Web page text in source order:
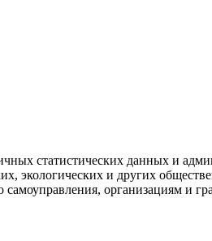
статистических данных и
экологических и других
самоуправления, организациям и